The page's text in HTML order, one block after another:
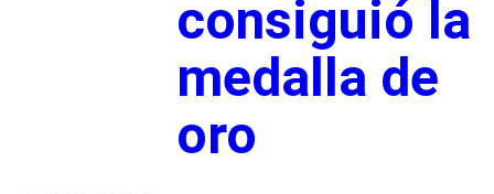
consiguió la
medalla de
oro